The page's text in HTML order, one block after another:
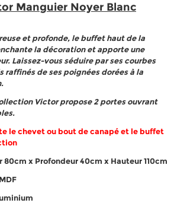
Manguier Noyer Blanc
et profonde, le buffet haut de la
la décoration et apporte une
Laissez-vous séduire par ses courbes
raffinés de ses poignées dorées à la
Victor propose 2 portes ouvrant
le chevet ou bout de canapé et le buffet
80cm x Profondeur 40cm x Hauteur 110cm